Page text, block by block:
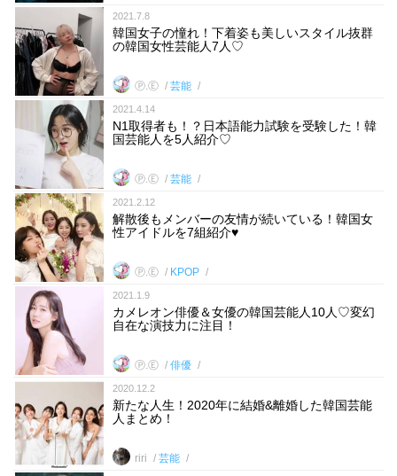
2021.7.8
韓国女子の憧れ！下着姿も美しいスタイル抜群
の韓国女性芸能人7人♡
Ⓟ.Ⓔ 芸能
2021.4.14
N1取得者も！？日本語能力試験を受験した！韓
国芸能人を5人紹介♡
Ⓟ.Ⓔ 芸能
2021.2.12
解散後もメンバーの友情が続いている！韓国女
性アイドルを7組紹介♥
Ⓟ.Ⓔ KPOP
2021.1.9
カメレオン俳優＆女優の韓国芸能人10人♡変幻
自在な演技力に注目！
Ⓟ.Ⓔ 俳優
2020.12.2
新たな人生！2020年に結婚&離婚した韓国芸能
人まとめ！
riri 芸能